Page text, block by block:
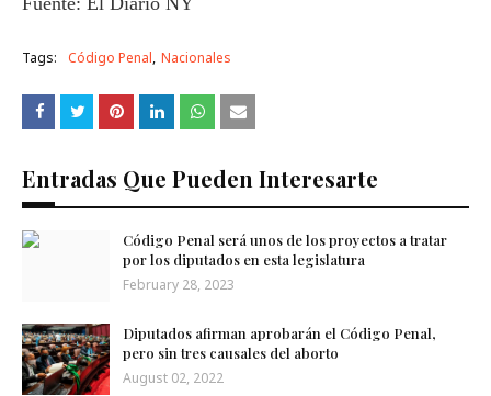
Tags: Código Penal Nacionales
Entradas Que Pueden Interesarte
Código Penal será unos de los proyectos a tratar
por los diputados en esta legislatura
February 28, 2023
Diputados afirman aprobarán el Código Penal,
pero sin tres causales del aborto
August 02, 2022